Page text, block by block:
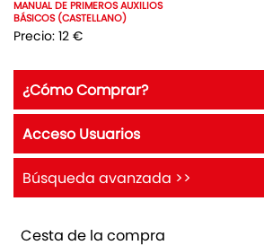
MANUAL DE PRIMEROS AUXILIOS
BÁSICOS (CASTELLANO)
Precio: 12 €
¿Cómo Comprar?
Acceso Usuarios
Búsqueda avanzada >>
Cesta de la compra